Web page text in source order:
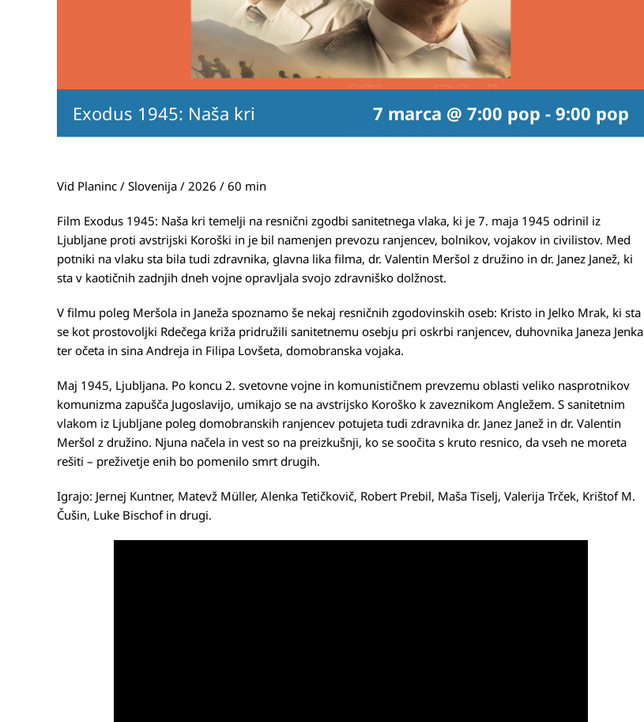
Exodus 1945: Naša kri 7 marca @ 7:00 pop - 9:00 pop
Vid Planinc / Slovenija / 2026 / 60 min
Film Exodus 1945: Naša kri temelji na resnični zgodbi sanitetnega vlaka, ki je 7. maja 1945 odrinil iz
Ljubljane proti avstrijski Koroški in je bil namenjen prevozu ranjencev, bolnikov, vojakov in civilistov. Med
potniki na vlaku sta bila tudi zdravnika, glavna lika filma, dr. Valentin Meršol z družino in dr. Janez Janež, ki
sta v kaotičnih zadnjih dneh vojne opravljala svojo zdravniško dolžnost.
V filmu poleg Meršola in Janeža spoznamo še nekaj resničnih zgodovinskih oseb: Kristo in Jelko Mrak, ki sta
se kot prostovoljki Rdečega križa pridružili sanitetnemu osebju pri oskrbi ranjencev, duhovnika Janeza Jenka
ter očeta in sina Andreja in Filipa Lovšeta, domobranska vojaka.
Maj 1945, Ljubljana. Po koncu 2. svetovne vojne in komunističnem prevzemu oblasti veliko nasprotnikov
komunizma zapušča Jugoslavijo, umikajo se na avstrijsko Koroško k zaveznikom Angležem. S sanitetnim
vlakom iz Ljubljane poleg domobranskih ranjencev potujeta tudi zdravnika dr. Janez Janež in dr. Valentin
Meršol z družino. Njuna načela in vest so na preizkušnji, ko se soočita s kruto resnico, da vseh ne moreta
rešiti – preživetje enih bo pomenilo smrt drugih.
Igrajo: Jernej Kuntner, Matevž Müller, Alenka Tetičkovič, Robert Prebil, Maša Tiselj, Valerija Trček, Krištof M.
Čušin, Luke Bischof in drugi.